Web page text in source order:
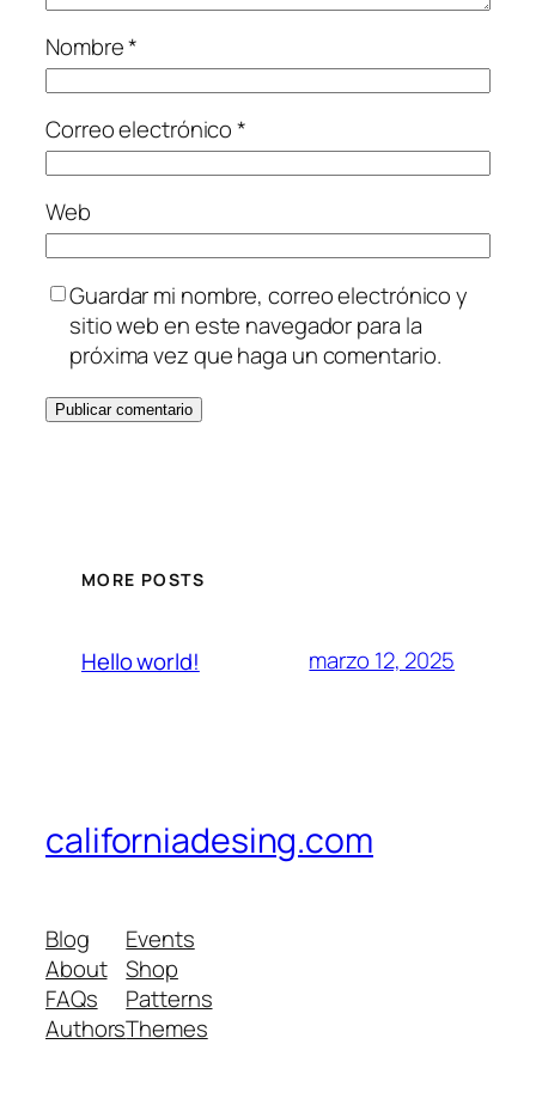
Nombre*
Correo electrónico*
Web
Guardar mi nombre, correo electrónico y
sitio web en este navegador para la
próxima vez que haga un comentario.
MORE POSTS
Hello world! marzo 12, 2025
californiadesing.com
Blog
About
FAQs
Authors
Events
Shop
Patterns
Themes